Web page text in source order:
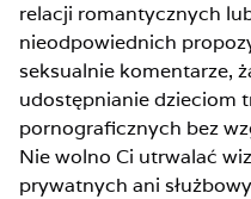
relacji romantycznych
nieodpowiednich
seksualnie komentarze,
udostępnianie dzieciom
pornograficznych bez
Nie wolno Ci utrwalać
prywatnych ani